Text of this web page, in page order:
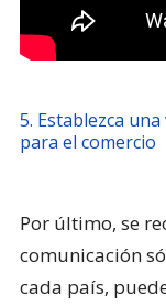
5. Establezca
para el comercio
Por último, se
comunicación
cada país,